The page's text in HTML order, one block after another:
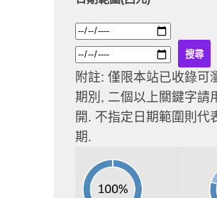
附註: 僅限本站已收錄可
期別, 二個以上關鍵字請
開. 不指定日期範圍則代
期.